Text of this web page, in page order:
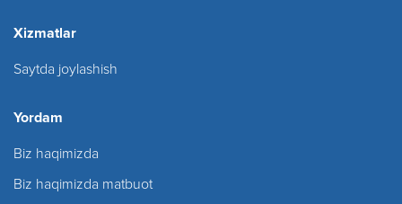
Xizmatlar
Saytda joylashish
Yordam
Biz haqimizda
Biz haqimizda matbuot